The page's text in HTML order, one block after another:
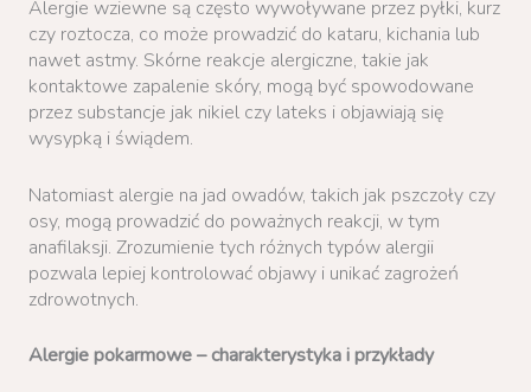
Alergie wziewne są często wywoływane przez pyłki, kurz
czy roztocza, co może prowadzić do kataru, kichania lub
nawet astmy. Skórne reakcje alergiczne, takie jak
kontaktowe zapalenie skóry, mogą być spowodowane
przez substancje jak nikiel czy lateks i objawiają się
wysypką i świądem.
Natomiast alergie na jad owadów, takich jak pszczoły czy
osy, mogą prowadzić do poważnych reakcji, w tym
anafilaksji. Zrozumienie tych różnych typów alergii
pozwala lepiej kontrolować objawy i unikać zagrożeń
zdrowotnych.
Alergie pokarmowe – charakterystyka i przykłady